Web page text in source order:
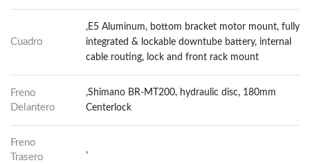
Cuadro
,E5 Aluminum, bottom bracket motor mount, fully
integrated & lockable downtube battery, internal
cable routing, lock and front rack mount
Freno
Delantero
,Shimano BR-MT200, hydraulic disc, 180mm
Centerlock
Freno
Trasero
,